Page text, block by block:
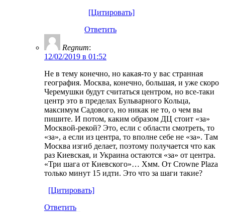
[Цитировать]
Ответить
Regnum:
12/02/2019 в 01:52
Не в тему конечно, но какая-то у вас странная
география. Москва, конечно, большая, и уже скоро
Черемушки будут считаться центром, но все-таки
центр это в пределах Бульварного Кольца,
максимум Садового, но никак не то, о чем вы
пишите. И потом, каким образом ДЦ стоит «за»
Москвой-рекой? Это, если с области смотреть, то
«за», а если из центра, то вполне себе не «за». Там
Москва изгиб делает, поэтому получается что как
раз Киевская, и Украина остаются «за» от центра.
«Три шага от Киевского»… Хмм. От Crowne Plaza
только минут 15 идти. Это что за шаги такие?
[Цитировать]
Ответить